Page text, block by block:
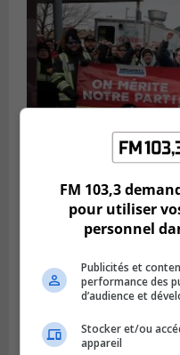
BOUCHERVILLE
Publié le 27 juillet 2026 à
Metro prend les
FM 103,3
pour utiliser
personnel
Publicités et
performance des
d’audience et
Stocker et/ou
appareil